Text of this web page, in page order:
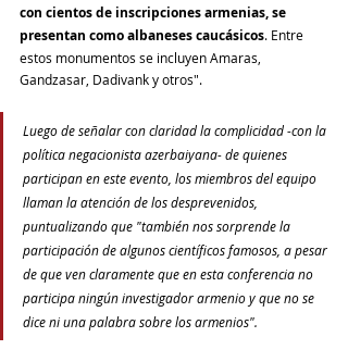
con cientos de inscripciones armenias, se
presentan como albaneses caucásicos. Entre
estos monumentos se incluyen Amaras,
Gandzasar, Dadivank y otros".
Luego de señalar con claridad la complicidad -con la
política negacionista azerbaiyana- de quienes
participan en este evento, los miembros del equipo
llaman la atención de los desprevenidos,
puntualizando que "también nos sorprende la
participación de algunos científicos famosos, a pesar
de que ven claramente que en esta conferencia no
participa ningún investigador armenio y que no se
dice ni una palabra sobre los armenios".